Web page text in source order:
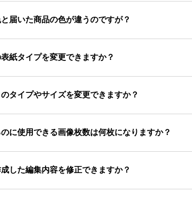
届いた商品の色が違うのですが？
紙タイプを変更できますか？
タイプやサイズを変更できますか？
に使用できる画像枚数は何枚になりますか？
した編集内容を修正できますか？